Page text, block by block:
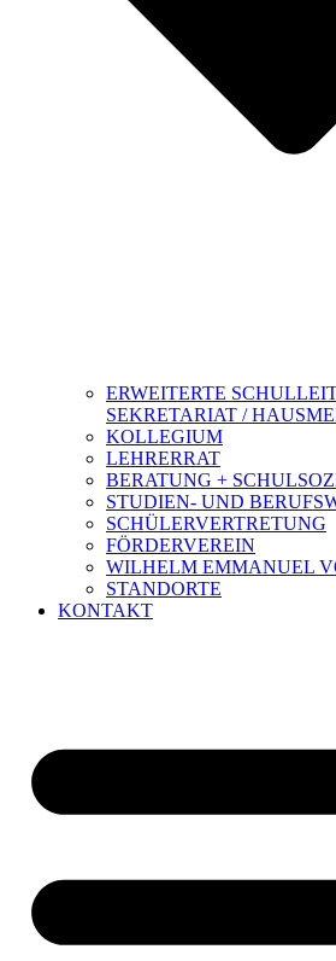
ERWEITERTE
SEKRETARIAT /
KOLLEGIUM
LEHRERRAT
BERATUNG +
STUDIEN- UND
SCHÜLERVERTRETUNG
FÖRDERVEREIN
WILHELM EMMANUEL
STANDORTE
KONTAKT